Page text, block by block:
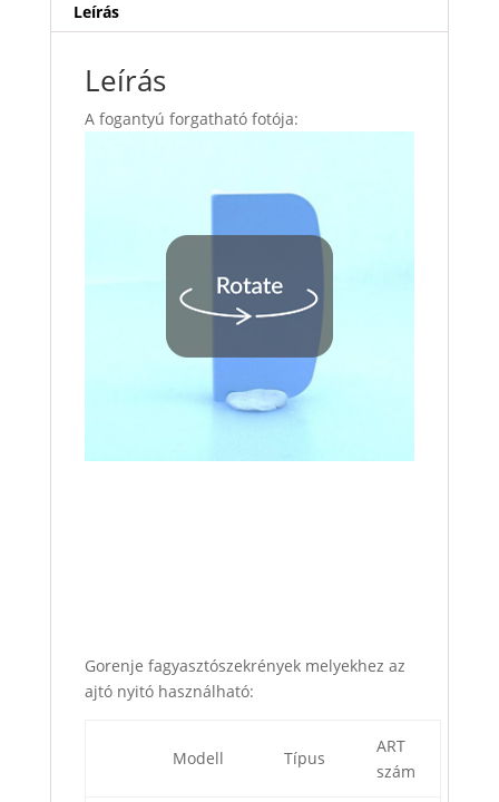
Leírás
Leírás
A fogantyú forgatható fotója:
Gorenje fagyasztószekrények melyekhez az
ajtó nyitó használható:
Modell Típus
ART
szám